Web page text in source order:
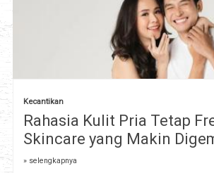
Kecantikan
Rahasia Kulit Pria Tetap
Skincare yang Makin
» selengkapnya